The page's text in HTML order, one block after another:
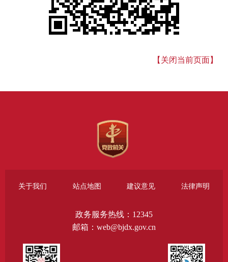
【关闭当前页面】
关于我们 站点地图 建议意见 法律声明
政务服务热线：12345
邮箱：web@bjdx.gov.cn